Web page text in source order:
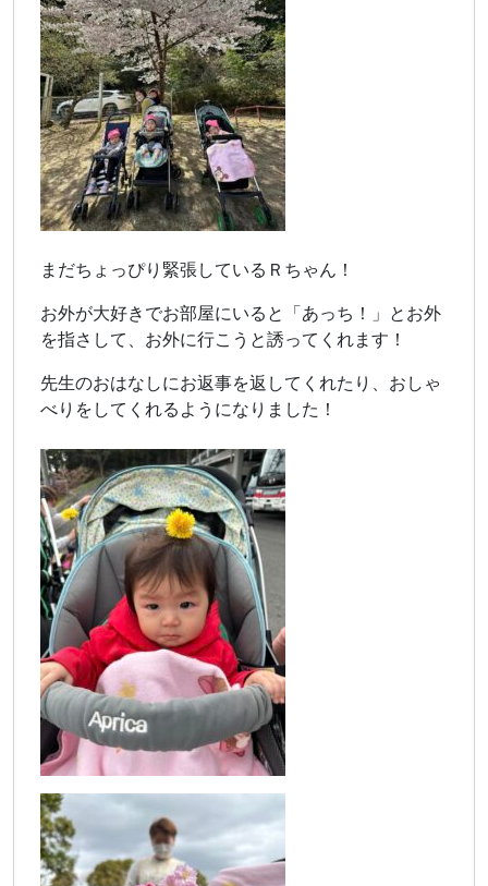
まだちょっぴり緊張しているＲちゃん！
お外が大好きでお部屋にいると「あっち！」とお外
を指さして、お外に行こうと誘ってくれます！
先生のおはなしにお返事を返してくれたり、おしゃ
べりをしてくれるようになりました！